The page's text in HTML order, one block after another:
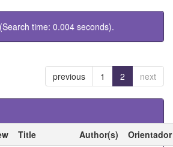
time: 0.004 seconds).
previous 1 2 next
Title Author(s)
Orientador